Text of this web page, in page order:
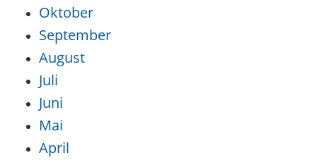
Oktober
September
August
Juli
Juni
Mai
April